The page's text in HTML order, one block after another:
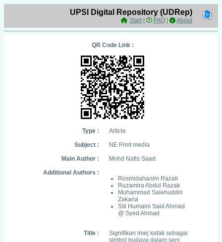
UPSI Digital Repository (UDRep)
Start| FAQ About
QR Code Link :
Type :
Article
Subject :
NE Print media
Main Author :
Mohd Nafis Saad
Additional Authors :
Rosmidahanim Razali
Ruzamira Abdul Razak
Muhammad Salehuddin
Zakaria
Siti Humaini Said Ahmad
@ Syed Ahmad
Title :
Signifikan imej katak sebagai
simbol budaya dalam seni